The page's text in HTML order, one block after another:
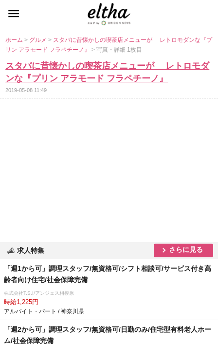
ホーム> グルメ> スタバに昔懐かしの喫茶店メニューが レトロモダンな『プ
リン アラモード フラペチーノ』> 写真・詳細 1枚目
スタバに昔懐かしの喫茶店メニューが レトロモダ
ンな『プリン アラモード フラペチーノ』
2019-05-08 11:49
求人特集 さらに見る
「週1から可」調理スタッフ/無資格可/シフト相談可/サービス付き高
齢者向け住宅/社会保障完備
株式会社T.S.I/アンジェス相模原
時給1,225円
アルバイト・パート / 神奈川県
「週2から可」調理スタッフ/無資格可/日勤のみ/住宅型有料老人ホー
ム/社会保障完備